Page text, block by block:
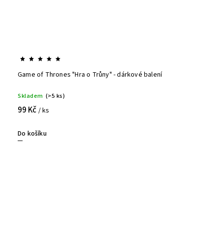
Game of Thrones "Hra o Trůny" - dárkové balení
Skladem (>5 ks)
99 Kč / ks
Do košíku